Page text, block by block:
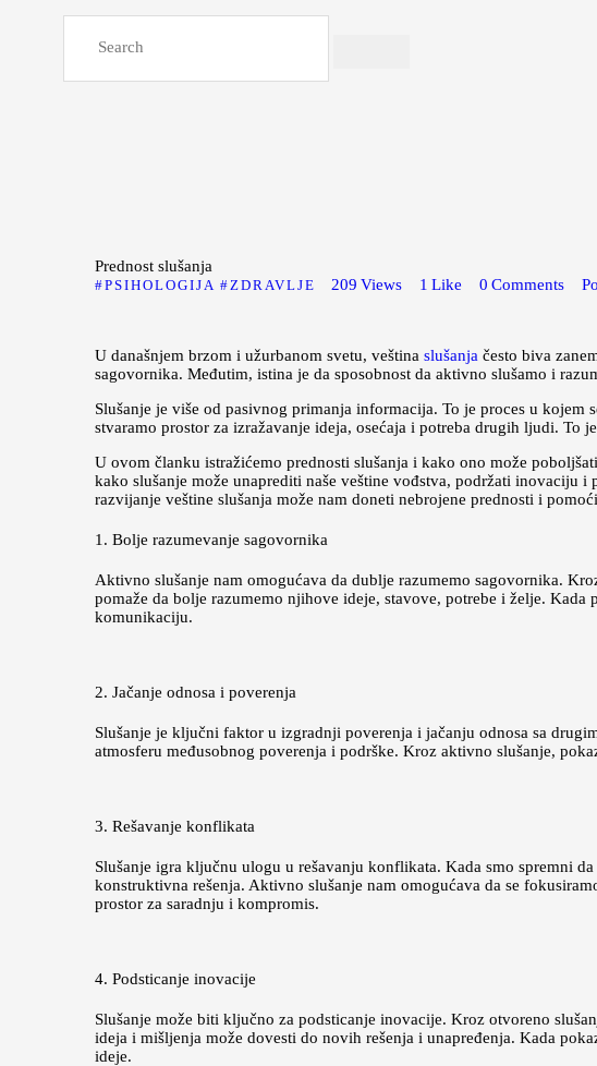
Prednost slušanja
PSIHOLOGIJA ZDRAVLJE 209 Views 1 Like 0 Comments
U današnjem brzom i užurbanom svetu, veština slušanja često biva
sagovornika. Međutim, istina je da sposobnost da aktivno slušamo i
Slušanje je više od pasivnog primanja informacija. To je proces u
stvaramo prostor za izražavanje ideja, osećaja i potreba drugih ljudi.
U ovom članku istražićemo prednosti slušanja i kako ono može
kako slušanje može unaprediti naše veštine vođstva, podržati
razvijanje veštine slušanja može nam doneti nebrojene prednosti i
1. Bolje razumevanje sagovornika
Aktivno slušanje nam omogućava da dublje razumemo sagovornika.
pomaže da bolje razumemo njihove ideje, stavove, potrebe i želje.
komunikaciju.
2. Jačanje odnosa i poverenja
Slušanje je ključni faktor u izgradnji poverenja i jačanju odnosa sa
atmosferu međusobnog poverenja i podrške. Kroz aktivno slušanje,
3. Rešavanje konflikata
Slušanje igra ključnu ulogu u rešavanju konflikata. Kada smo spremni
konstruktivna rešenja. Aktivno slušanje nam omogućava da se
prostor za saradnju i kompromis.
4. Podsticanje inovacije
Slušanje može biti ključno za podsticanje inovacije. Kroz otvoreno
ideja i mišljenja može dovesti do novih rešenja i unapređenja. Kada
ideje.